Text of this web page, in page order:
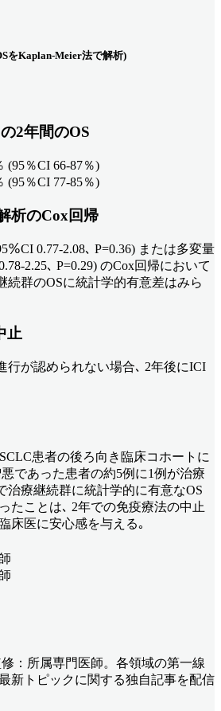
をKaplan-Meier法で解析)
2年間のOS
(95％CI 66-87％)
(95％CI 77-85％)
析のCox回帰
％CI 0.77-2.08､ P=0.36) または多変量
2.25､ P=0.29) のCox回帰において
続群のOSに統計学的有意差はみら
止
行が認められない場合､ 2年後にICI
患者の後ろ向き臨床コホートに
であった患者の約5例に1例が治療
治療継続群に統計学的に有意なOS
たことは､ 2年での免疫療法の中止
床医に安心感を与える｡
：所属専門医師。各領域の第一線
新トピックに関する独自記事を配信